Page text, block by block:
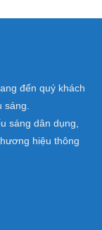
đến quý khách
sáng dân dụng,
hiệu thông